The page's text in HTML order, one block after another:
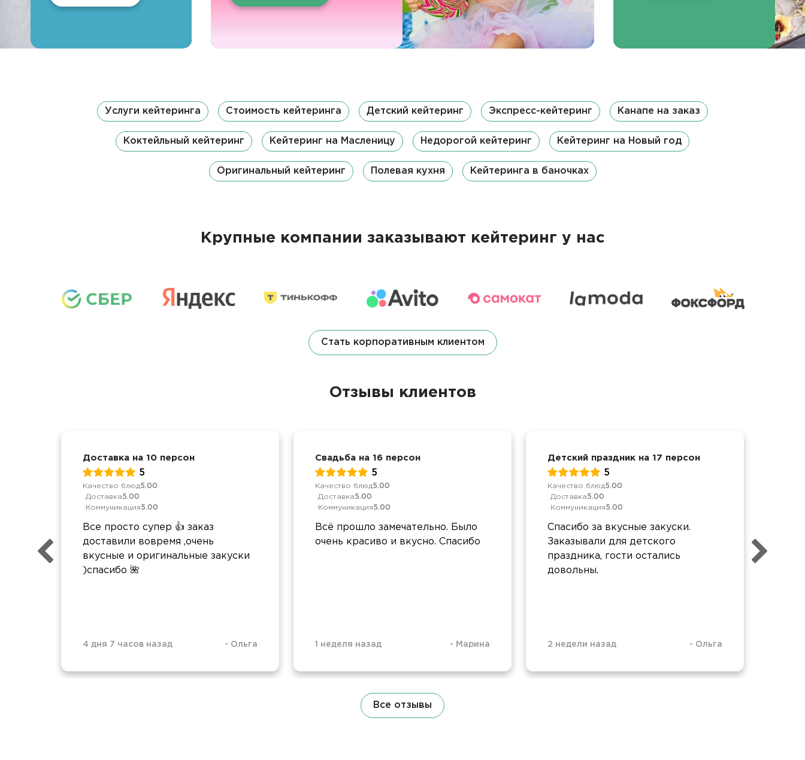
Услуги кейтеринга Стоимость кейтеринга Детский кейтеринг Экспресс-кейтеринг Канапе на заказ
Коктейльный кейтеринг Кейтеринг на Масленицу Недорогой кейтеринг Кейтеринг на Новый год
Оригинальный кейтеринг Полевая кухня Кейтеринга в баночках
Крупные компании заказывают кейтеринг у нас
Стать корпоративным клиентом
Отзывы клиентов
Доставка на 10 персон
5
Качество блюд5.00
Доставка5.00
Коммуникация5.00
Все просто супер 👍 заказ
доставили вовремя ,очень
вкусные и оригинальные закуски
)спасибо 🌺
4 дня 7 часов назад - Ольга
Свадьба на 16 персон
5
Качество блюд5.00
Доставка5.00
Коммуникация5.00
Всё прошло замечательно. Было
очень красиво и вкусно. Спасибо
1 неделя назад - Марина
Детский праздник на 17 персон
5
Качество блюд5.00
Доставка5.00
Коммуникация5.00
Спасибо за вкусные закуски.
Заказывали для детского
праздника, гости остались
довольны.
2 недели назад - Ольга
Все отзывы